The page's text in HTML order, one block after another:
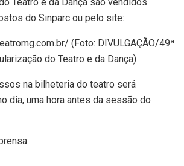
do Sinparc ou pelo site:
(Foto: DIVULGAÇÃO/49ª
do Teatro e da Dança)
na bilheteria do teatro será
dia, uma hora antes da sessão do